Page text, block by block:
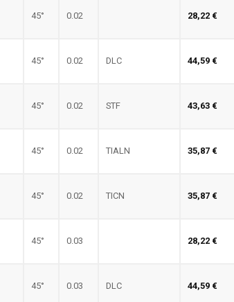
45° 0.02 28,22 €
45° 0.02 DLC 44,59 €
45° 0.02 STF 43,63 €
45° 0.02 TIALN 35,87 €
45° 0.02 TICN 35,87 €
45° 0.03 28,22 €
45° 0.03 DLC 44,59 €